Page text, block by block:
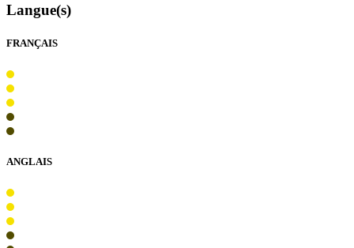
Langue(s)
FRANÇAIS
ANGLAIS